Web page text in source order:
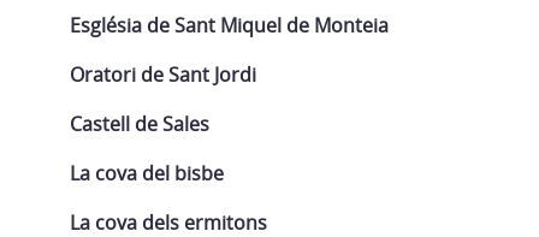
Església de Sant Miquel de Monteia
Oratori de Sant Jordi
Castell de Sales
La cova del bisbe
La cova dels ermitons